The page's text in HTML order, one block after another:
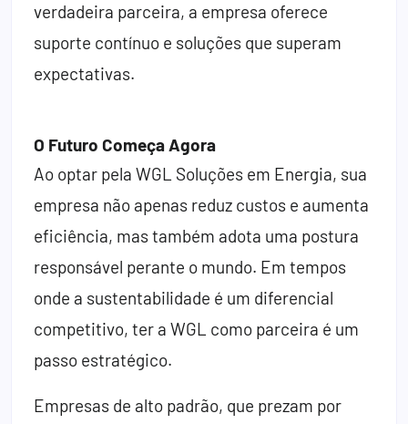
verdadeira parceira, a empresa oferece
suporte contínuo e soluções que superam
expectativas.
O Futuro Começa Agora
Ao optar pela WGL Soluções em Energia, sua
empresa não apenas reduz custos e aumenta
eficiência, mas também adota uma postura
responsável perante o mundo. Em tempos
onde a sustentabilidade é um diferencial
competitivo, ter a WGL como parceira é um
passo estratégico.
Empresas de alto padrão, que prezam por